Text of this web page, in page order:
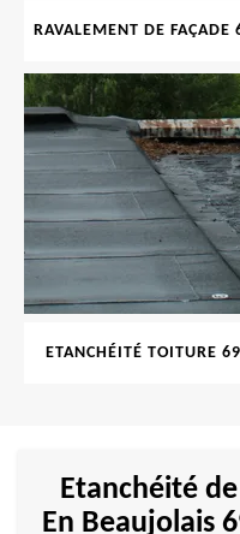
RAVALEMENT DE FAÇADE
ETANCHÉITÉ TOITURE 69
Etanchéité
En Beaujolais